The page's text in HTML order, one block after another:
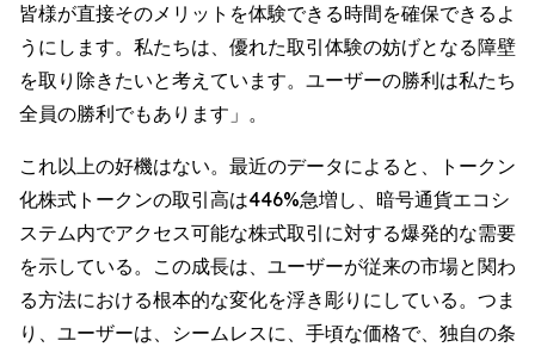
皆様が直接そのメリットを体験できる時間を確保できるよ
うにします。私たちは、優れた取引体験の妨げとなる障壁
を取り除きたいと考えています。ユーザーの勝利は私たち
全員の勝利でもあります」。
これ以上の好機はない。最近のデータによると、トークン
化株式トークンの取引高は446%急増し、暗号通貨エコシ
ステム内でアクセス可能な株式取引に対する爆発的な需要
を示している。この成長は、ユーザーが従来の市場と関わ
る方法における根本的な変化を浮き彫りにしている。つま
り、ユーザーは、シームレスに、手頃な価格で、独自の条